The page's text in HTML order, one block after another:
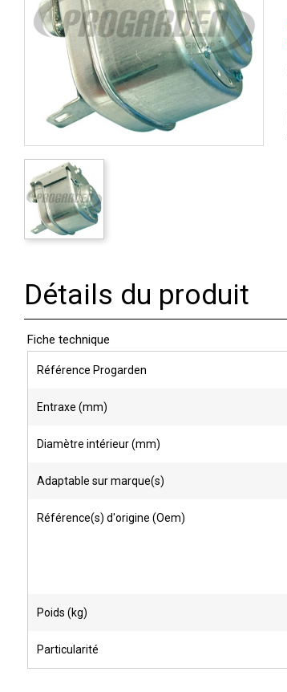
Détails du produit
Fiche technique
Référence Progarden
Entraxe (mm)
Diamètre intérieur (mm)
Adaptable sur marque(s)
Référence(s) d'origine (Oem)
Poids (kg)
Particularité